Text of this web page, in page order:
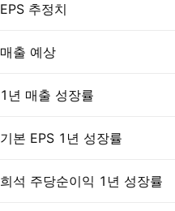
EPS 추정치
매출 예상
1년 매출 성장률
기본 EPS 1년 성장률
희석 주당순이익 1년 성장률